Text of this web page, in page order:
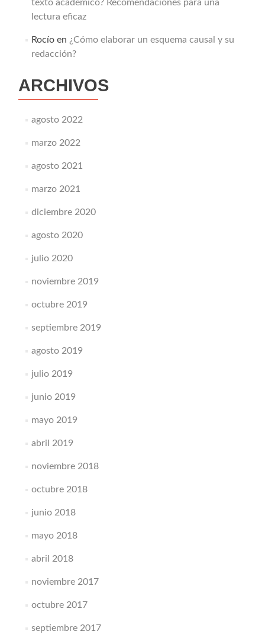
texto académico? Recomendaciones para una
lectura eficaz
Rocíoen ¿Cómo elaborar un esquema causal y su
redacción?
ARCHIVOS
agosto 2022
marzo 2022
agosto 2021
marzo 2021
diciembre 2020
agosto 2020
julio 2020
noviembre 2019
octubre 2019
septiembre 2019
agosto 2019
julio 2019
junio 2019
mayo 2019
abril 2019
noviembre 2018
octubre 2018
junio 2018
mayo 2018
abril 2018
noviembre 2017
octubre 2017
septiembre 2017